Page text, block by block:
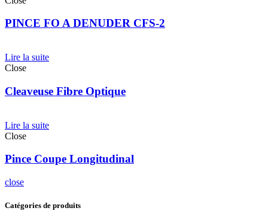
PINCE FO A DENUDER CFS-2
Lire la suite
Close
Cleaveuse Fibre Optique
Lire la suite
Close
Pince Coupe Longitudinal
close
Catégories de produits